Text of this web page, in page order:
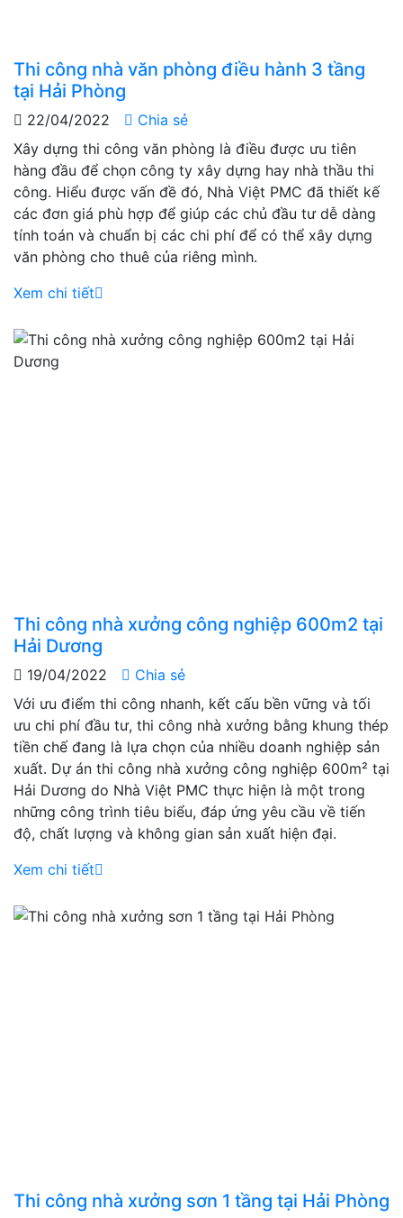
Thi công nhà văn phòng điều hành 3 tầng
tại Hải Phòng
22/04/2022
Chia sẻ
Xây dựng thi công văn phòng là điều được ưu tiên
hàng đầu để chọn công ty xây dựng hay nhà thầu thi
công. Hiểu được vấn đề đó, Nhà Việt PMC đã thiết kế
các đơn giá phù hợp để giúp các chủ đầu tư dễ dàng
tính toán và chuẩn bị các chi phí để có thể xây dựng
văn phòng cho thuê của riêng mình.
Xem chi tiết
Thi công nhà xưởng công nghiệp 600m2 tại
Hải Dương
19/04/2022
Chia sẻ
Với ưu điểm thi công nhanh, kết cấu bền vững và tối
ưu chi phí đầu tư, thi công nhà xưởng bằng khung thép
tiền chế đang là lựa chọn của nhiều doanh nghiệp sản
xuất. Dự án thi công nhà xưởng công nghiệp 600m² tại
Hải Dương do Nhà Việt PMC thực hiện là một trong
những công trình tiêu biểu, đáp ứng yêu cầu về tiến
độ, chất lượng và không gian sản xuất hiện đại.
Xem chi tiết
Thi công nhà xưởng sơn 1 tầng tại Hải Phòng